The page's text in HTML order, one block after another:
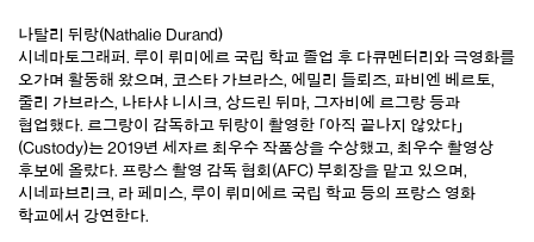
나탈리 뒤랑(Nathalie Durand)
시네마토그래퍼. 루이 뤼미에르 국립 학교 졸업 후 다큐멘터리와 극영화를
오가며 활동해 왔으며, 코스타 가브라스, 에밀리 들뢰즈, 파비엔 베르토,
줄리 가브라스, 나타샤 니시크, 상드린 뒤마, 그자비에 르그랑 등과
협업했다. 르그랑이 감독하고 뒤랑이 촬영한 「아직 끝나지 않았다」
(Custody)는 2019년 세자르 최우수 작품상을 수상했고, 최우수 촬영상
후보에 올랐다. 프랑스 촬영 감독 협회(AFC) 부회장을 맡고 있으며,
시네파브리크, 라 페미스, 루이 뤼미에르 국립 학교 등의 프랑스 영화
학교에서 강연한다.